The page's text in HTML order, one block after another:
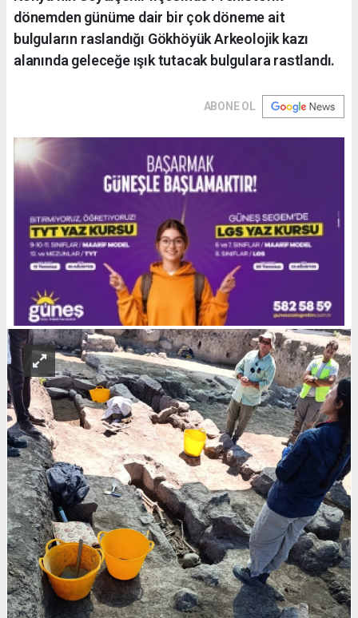
dönemden günüme dair bir çok döneme ait
bulguların raslandığı Gökhöyük Arkeolojik kazı
alanında geleceğe ışık tutacak bulgulara rastlandı.
ABONE OL